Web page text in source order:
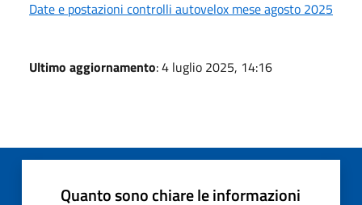
Date e postazioni controlli autovelox mese agosto 2025
Ultimo aggiornamento: 4 luglio 2025, 14:16
Quanto sono chiare le informazioni